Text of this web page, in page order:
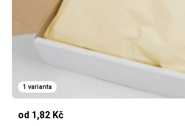
1 varianta
od 1,82 Kč